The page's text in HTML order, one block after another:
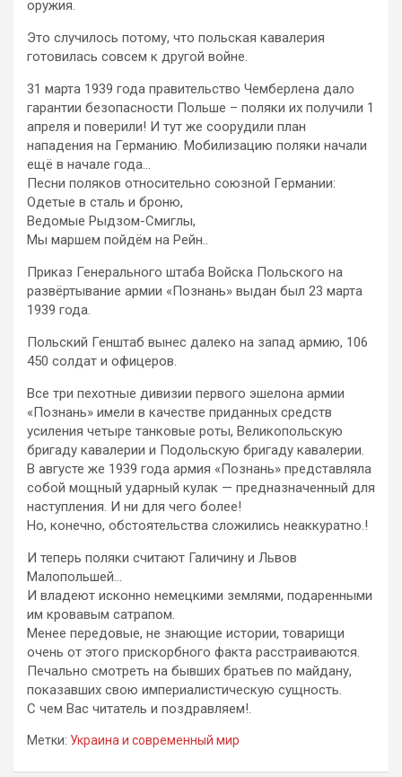
оружия.
Это случилось потому, что польская кавалерия
готовилась совсем к другой войне.
31 марта 1939 года правительство Чемберлена дало
гарантии безопасности Польше – поляки их получили 1
апреля и поверили! И тут же соорудили план
нападения на Германию. Мобилизацию поляки начали
ещё в начале года…
Песни поляков относительно союзной Германии:
Одетые в сталь и броню,
Ведомые Рыдзом-Смиглы,
Мы маршем пойдём на Рейн..
Приказ Генерального штаба Войска Польского на
развёртывание армии «Познань» выдан был 23 марта
1939 года.
Польский Генштаб вынес далеко на запад армию, 106
450 солдат и офицеров.
Все три пехотные дивизии первого эшелона армии
«Познань» имели в качестве приданных средств
усиления четыре танковые роты, Великопольскую
бригаду кавалерии и Подольскую бригаду кавалерии.
В августе же 1939 года армия «Познань» представляла
собой мощный ударный кулак — предназначенный для
наступления. И ни для чего более!
Но, конечно, обстоятельства сложились неаккуратно.!
И теперь поляки считают Галичину и Львов
Малопольшей…
И владеют исконно немецкими землями, подаренными
им кровавым сатрапом.
Менее передовые, не знающие истории, товарищи
очень от этого прискорбного факта расстраиваются.
Печально смотреть на бывших братьев по майдану,
показавших свою империалистическую сущность.
С чем Вас читатель и поздравляем!.
Метки: Украина и современный мир